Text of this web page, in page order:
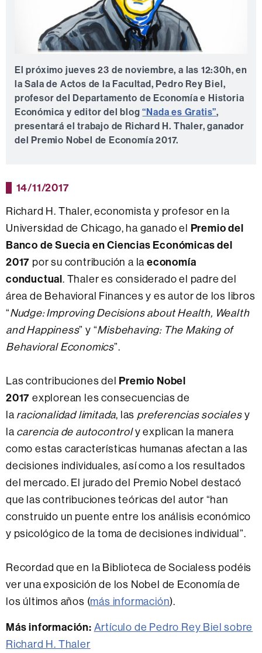
El próximo jueves 23 de noviembre, a las 12:30h, en
laSala de Actos de la Facultad, Pedro Rey Biel,
profesor del Departamento de Economía e Historia
Económica y editor del blog“Nada es Gratis”,
presentará el trabajo de Richard H. Thaler, ganador
del Premio Nobel de Economía 2017.
14/11/2017
Richard H. Thaler, economista y profesor en la
Universidad de Chicago, ha ganado el Premio del
Banco de Suecia en Ciencias Económicas del
2017 por su contribución a laeconomía
conductual. Thaler es considerado el padre del
área de Behavioral Finances y es autor de los libros
“Nudge: Improving Decisions about Health, Wealth
and Happiness” y “Misbehaving: The Making of
Behavioral Economics”.
Las contribuciones del Premio Nobel
2017 explorean les consecuencias de
la racionalidad limitada, las preferencias socialesy
la carencia de autocontroly explican la manera
como estas características humanas afectan a las
decisiones individuales, así como a los resultados
del mercado. El jurado del Premio Nobel destacó
que las contribuciones teóricas del autor “han
construido un puente entre los análisis económico
y psicológico de la toma de decisiones individual”.
Recordad que en la Biblioteca de Socialess podéis
ver una exposición de los Nobel de Economía de
los últimos años (más información).
Más información: Artículo de Pedro Rey Biel sobre
Richard H. Thaler